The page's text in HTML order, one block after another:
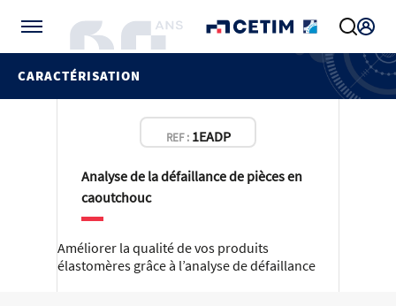
CARACTÉRISATION
REF : 1EADP
Analyse de la défaillance de pièces en
caoutchouc
Améliorer la qualité de vos produits
élastomères grâce à l’analyse de défaillance